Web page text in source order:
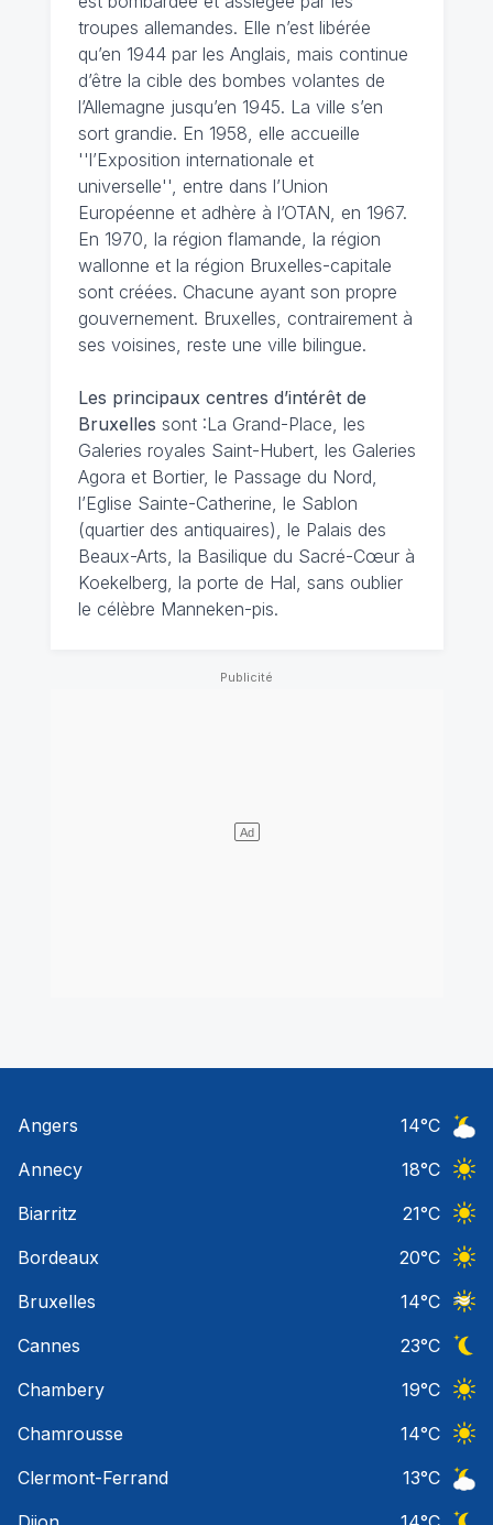
troupes allemandes. Elle n’est libérée
qu’en 1944 par les Anglais, mais continue
d’être la cible des bombes volantes de
l’Allemagne jusqu’en 1945. La ville s’en
sort grandie. En 1958, elle accueille
''l’Exposition internationale et
universelle'', entre dans l’Union
Européenne et adhère à l’OTAN, en 1967.
En 1970, la région flamande, la région
wallonne et la région Bruxelles-capitale
sont créées. Chacune ayant son propre
gouvernement. Bruxelles, contrairement à
ses voisines, reste une ville bilingue.
Les principaux centres d’intérêt de
Bruxelles sont :La Grand-Place, les
Galeries royales Saint-Hubert, les Galeries
Agora et Bortier, le Passage du Nord,
l’Eglise Sainte-Catherine, le Sablon
(quartier des antiquaires), le Palais des
Beaux-Arts, la Basilique du Sacré-Cœur à
Koekelberg, la porte de Hal, sans oublier
le célèbre Manneken-pis.
Angers 14°C
Annecy
18°C
Biarritz
21°C
Bordeaux
20°C
Bruxelles
14°C
Cannes
23°C
Chambery
19°C
Chamrousse
14°C
Clermont-Ferrand
13°C